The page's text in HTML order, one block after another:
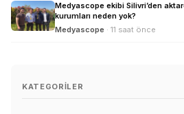
Medyascope ekibi Silivri’den
kurumları neden yok?
Medyascope · 11 saat önce
KATEGORILER